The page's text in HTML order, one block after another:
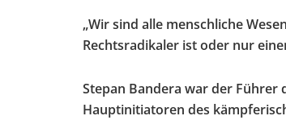
„Wir sind alle menschliche
Rechtsradikaler ist oder nur
Stepan Bandera war der
Hauptinitiatoren des